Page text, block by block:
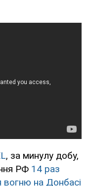
, за минулу добу,
РФ 14 раз
на Донбасі